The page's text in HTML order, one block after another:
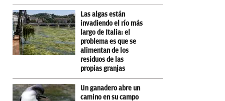
Las algas están
invadiendo el río más
largo de Italia: el
problema es que se
alimentan de los
residuos de las
propias granjas
Un ganadero abre un
camino en su campo